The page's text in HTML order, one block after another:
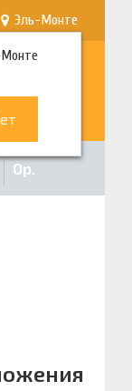
Эль-Монте
0р.